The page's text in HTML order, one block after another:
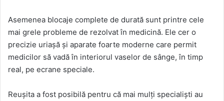
Asemenea blocaje complete de durată sunt printre cele
mai grele probleme de rezolvat în medicină. Ele cer o
precizie uriașă și aparate foarte moderne care permit
medicilor să vadă în interiorul vaselor de sânge, în timp
real, pe ecrane speciale.
Reușita a fost posibilă pentru că mai mulți specialiști au